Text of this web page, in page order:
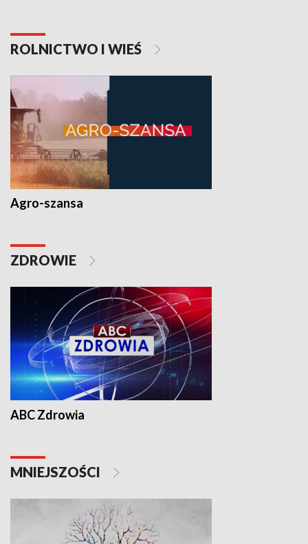
ROLNICTWO I WIEŚ
Agro-szansa
ZDROWIE
ABC Zdrowia
MNIEJSZOŚCI